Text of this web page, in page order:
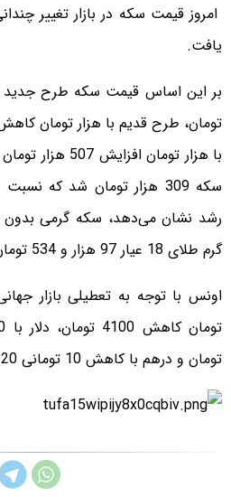
امروز قیمت سکه در بازار تغییر
یافت.
با هزار تومان افزایش 507 هزار تومان به فروش رسید.
گرم طلای 18 عیار 97 هزار و 534 تومان قیمت‌گذاری شد.
تومان و درهم با کاهش 10 تومانی 820 تومان شد.